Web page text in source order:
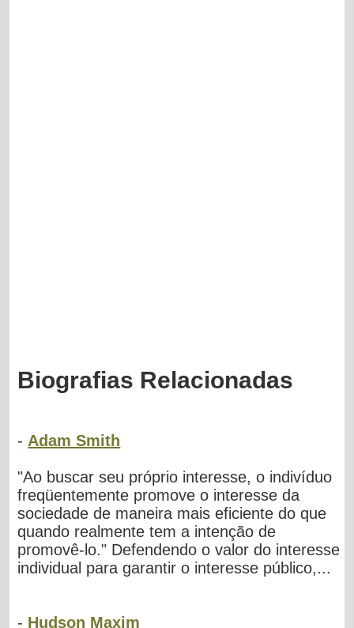
Biografias Relacionadas
- Adam Smith
"Ao buscar seu próprio interesse, o indivíduo
freqüentemente promove o interesse da
sociedade de maneira mais eficiente do que
quando realmente tem a intenção de
promovê-lo." Defendendo o valor do interesse
individual para garantir o interesse público,...
- Hudson Maxim